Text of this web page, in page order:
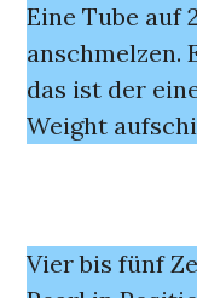
Eine Tube auf
anschmelzen.
das ist der
Weight
Vier bis fünf